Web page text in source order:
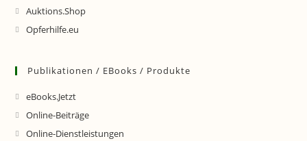
Auktions.Shop
Opferhilfe.eu
Publikationen / EBooks / Produkte
eBooks.Jetzt
Online-Beiträge
Online-Dienstleistungen